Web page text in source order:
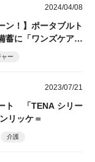
2024/04/08
ン！】ポータブルト
蓄に「ワンズケアト
ー
2023/07/21
ト 「TENA シリー
リッケ＝
介護